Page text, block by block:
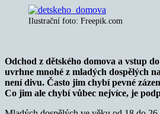
Ilustrační foto: Freepik.com
Odchod z dětského domova a vstup
uvrhne mnohé z mladých dospělých
není divu. Často jim chybí pevné
Co jim ale chybí vůbec nejvíce, je